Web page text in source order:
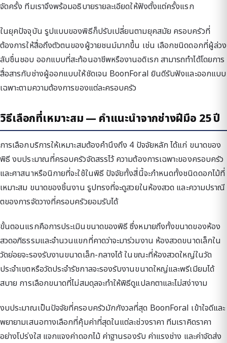
จัดครั้ง ทีมเราจึงพร้อมอธิบายรายละเอียดให้ฟังตั้งแต่ครั้งแรก
ในยุคปัจจุบัน รูปแบบของพิธีก็ปรับเปลี่ยนตามยุคสมัย ครอบครัวที่
ต้องการให้สื่อถึงตัวตนของผู้วายชนม์มากขึ้น เช่น เลือกชนิดดอกที่ผู้ล่วง
ลับชื่นชอบ ออกแบบที่สะท้อนอาชีพหรืองานอดิเรก สามารถทำได้โดยการ
สื่อสารกับช่างผู้ออกแบบให้ชัดเจน BoonForal ยินดีรับฟังและออกแบบ
เฉพาะตามความต้องการของแต่ละครอบครัว
วิธีเลือกที่เหมาะสม — คำแนะนำจากช่างฝีมือ 25 ปี
การเลือกบริการให้เหมาะสมต้องคำนึงถึง 4 ปัจจัยหลัก ได้แก่ ขนาดของ
พิธี งบประมาณที่ครอบครัวจัดสรรไว้ ความต้องการเฉพาะของครอบครัว
และศาสนาหรือนิกายที่จะใช้ในพิธี ปัจจัยทั้งสี่นี้จะกำหนดทั้งชนิดดอกไม้ที่
เหมาะสม ขนาดของชิ้นงาน รูปทรงที่จะดูสวยในห้องสวด และความปราณี
ตของการจัดวางที่ครอบครัวยอมรับได้
ขั้นตอนแรกคือการประเมินขนาดของพิธี ซึ่งหมายถึงทั้งขนาดของห้อง
สวดอภิธรรมและจำนวนแขกที่คาดว่าจะมาร่วมงาน ห้องสวดขนาดเล็กใน
วัดย่อยจะรองรับงานขนาดเล็ก-กลางได้ ในขณะที่ห้องสวดใหญ่ในวัด
ประจำเขตหรือวัดประจำรัชกาลจะรองรับงานขนาดใหญ่และพรีเมียมได้
สบาย การเลือกขนาดที่ไม่สมดุลจะทำให้พิธีดูแปลกตาและไม่สง่างาม
งบประมาณเป็นปัจจัยที่ครอบครัวมักกังวลที่สุด BoonForal เข้าใจดีและ
พยายามเสนอทางเลือกที่คุ้มค่าที่สุดในแต่ละช่วงราคา ทีมเราคิดราคา
อย่างโปร่งใส แจกแจงค่าดอกไม้ ค่าฐานรองรับ ค่าแรงช่าง และค่าจัดส่ง